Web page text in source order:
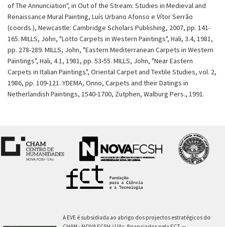
of The Annunciation", in Out of the Stream: Studies in Medieval and
Renaissance Mural Painting, Luís Urbano Afonso e Vítor Serrão
(coords.), Newcastle: Cambridge Scholars Publishing, 2007, pp. 141-
165. MILLS, John, "Lotto Carpets in Western Paintings", Hali, 3.4, 1981,
pp. 278-289. MILLS, John, "Eastern Mediterranean Carpets in Western
Paintings", Hali, 4.1, 1981, pp. 53-55. MILLS, John, "Near Eastern
Carpets in Italian Paintings", Oriental Carpet and Textile Studies, vol. 2,
1986, pp. 109-121. YDEMA, Onno, Carpets and their Datings in
Netherlandish Paintings, 1540-1700, Zutphen, Walburg Pers., 1991.
A EVE é subsidiada ao abrigo dos projectos estratégicos do